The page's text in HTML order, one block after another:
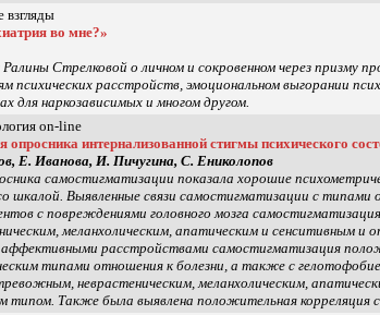
во мне?»
Стрелковой о личном и сокровенном через призму
психических расстройств, эмоциональном выгорании
для наркозависимых и многом другом.
on-line
опросника интернализованной стигмы психического
Е. Иванова, И. Пичугина, С. Ениколопов
самостигматизации показала хорошие
шкалой. Выявленные связи самостигматизации с
с повреждениями головного мозга
меланхолическим, апатическим и сенситивным и
расстройствами самостигматизация
типами отношения к болезни, а также с
неврастеническим, меланхолическим,
типом. Также была выявлена положительная корреляция